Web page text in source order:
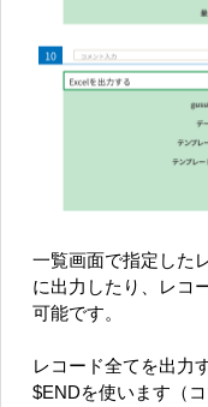
一覧画面で指定した
に出力したり、レコ
可能です。
レコード全てを出力
$ENDを使います（